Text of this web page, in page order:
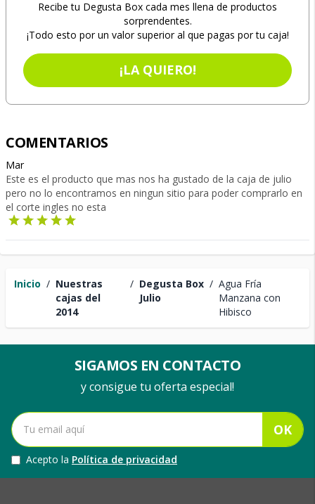
Inicio / Nuestras
cajas del
2014
/ Degusta Box
Julio
/ Agua Fría
Manzana con
Hibisco
Recibe tu Degusta Box cada mes llena de productos
sorprendentes.
¡Todo esto por un valor superior al que pagas por tu caja!
¡LA QUIERO!
COMENTARIOS
Mar
Este es el producto que mas nos ha gustado de la caja de julio
pero no lo encontramos en ningun sitio para poder comprarlo en
el corte ingles no esta
SIGAMOS EN CONTACTO
y consigue tu oferta especial!
OK
Acepto la Política de privacidad